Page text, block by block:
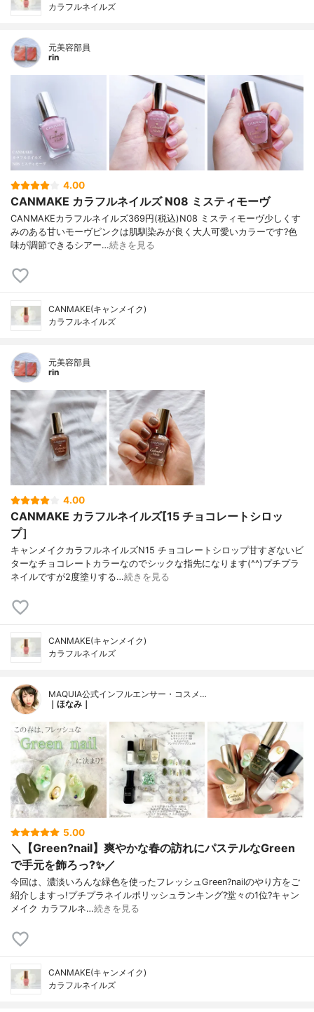
カラフルネイルズ
元美容部員
rin
4.00
CANMAKE カラフルネイルズ N08 ミスティモーヴ
CANMAKEカラフルネイルズ369円(税込)N08 ミスティモーヴ少しくす
みのある甘いモーヴピンクは肌馴染みが良く大人可愛いカラーです?色
味が調節できるシアー…続きを見る
CANMAKE(キャンメイク)
カラフルネイルズ
元美容部員
rin
4.00
CANMAKE カラフルネイルズ[15 チョコレートシロッ
プ］
キャンメイクカラフルネイルズN15 チョコレートシロップ甘すぎないビ
ターなチョコレートカラーなのでシックな指先になります(^^)プチプラ
ネイルですが2度塗りする…続きを見る
CANMAKE(キャンメイク)
カラフルネイルズ
MAQUIA公式インフルエンサー・コスメ…
｜ほなみ｜
5.00
＼【Green?nail】爽やかな春の訪れにパステルなGreen
で手元を飾ろっ?✨／
今回は、濃淡いろんな緑色を使ったフレッシュGreen?nailのやり方をご
紹介しますっ!プチプラネイルポリッシュランキング?堂々の1位?キャン
メイク カラフルネ…続きを見る
CANMAKE(キャンメイク)
カラフルネイルズ